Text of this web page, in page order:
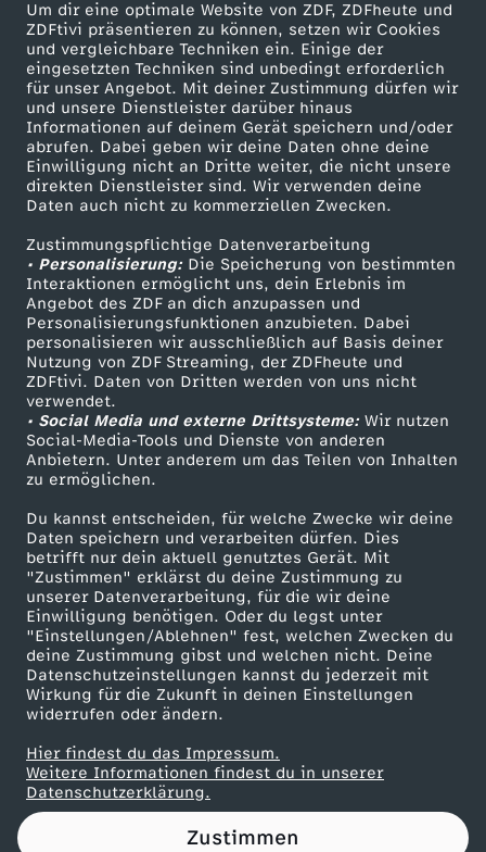
Um dir eine optimale Website von ZDF, ZDFheute und
ZDFtivi präsentieren zu können, setzen wir Cookies
und vergleichbare Techniken ein. Einige der
eingesetzten Techniken sind unbedingt erforderlich
für unser Angebot. Mit deiner Zustimmung dürfen wir
und unsere Dienstleister darüber hinaus
Informationen auf deinem Gerät speichern und/oder
abrufen. Dabei geben wir deine Daten ohne deine
Einwilligung nicht an Dritte weiter, die nicht unsere
direkten Dienstleister sind. Wir verwenden deine
Daten auch nicht zu kommerziellen Zwecken.
Zustimmungspflichtige Datenverarbeitung
• Personalisierung:Die Speicherung von bestimmten
Interaktionen ermöglicht uns, dein Erlebnis im
Angebot des ZDF an dich anzupassen und
Personalisierungsfunktionen anzubieten. Dabei
personalisieren wir ausschließlich auf Basis deiner
Nutzung von ZDF Streaming, der ZDFheute und
ZDFtivi. Daten von Dritten werden von uns nicht
verwendet.
• Social Media und externe Drittsysteme:Wir nutzen
Social-Media-Tools und Dienste von anderen
Anbietern. Unter anderem um das Teilen von Inhalten
zu ermöglichen.
Du kannst entscheiden, für welche Zwecke wir deine
Daten speichern und verarbeiten dürfen. Dies
betrifft nur dein aktuell genutztes Gerät. Mit
"Zustimmen" erklärst du deine Zustimmung zu
unserer Datenverarbeitung, für die wir deine
Einwilligung benötigen. Oder du legst unter
"Einstellungen/Ablehnen" fest, welchen Zwecken du
deine Zustimmung gibst und welchen nicht. Deine
Datenschutzeinstellungen kannst du jederzeit mit
Wirkung für die Zukunft in deinen Einstellungen
widerrufen oder ändern.
Hier findest du das Impressum.
Weitere Informationen findest du in unserer
Datenschutzerklärung.
Zustimmen
A
n
n
a
A
d
a
m
y
a
n
s
k
o
m
p
Mehr ZDF
ZDF-Apps
Smart TV
ZDFtext
Livestreams
Sendungen A-Z
TV-Programm
Service
ZDFmitreden
Kontakt zum ZDF
Tickets
Zuschauerservice
Hilfe
ZDF Unternehmen
Karriere
ZDF goes Schule
Werbefernsehen
Mainzelmännchen
Partner